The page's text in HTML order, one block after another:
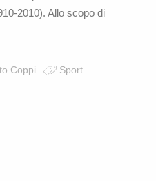
2010). Allo scopo di
Coppi Sport